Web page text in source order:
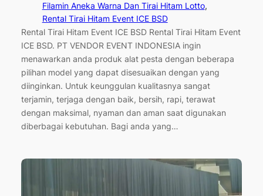
Filamin Aneka Warna Dan Tirai Hitam Lotto
Rental Tirai Hitam Event ICE BSD
Rental Tirai Hitam Event ICE BSD Rental Tirai Hitam Event
ICE BSD. PT VENDOR EVENT INDONESIA ingin
menawarkan anda produk alat pesta dengan beberapa
pilihan model yang dapat disesuaikan dengan yang
diinginkan. Untuk keunggulan kualitasnya sangat
terjamin, terjaga dengan baik, bersih, rapi, terawat
dengan maksimal, nyaman dan aman saat digunakan
diberbagai kebutuhan. Bagi anda yang…